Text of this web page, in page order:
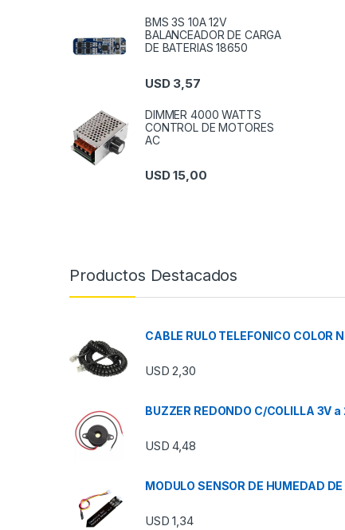
BMS 3S 10A 12V
BALANCEADOR DE CARGA
DE BATERIAS 18650
USD3,57
DIMMER 4000 WATTS
CONTROL DE MOTORES
AC
USD15,00
Productos Destacados
CABLE RULO TELEFONICO COLOR
USD 2,30
BUZZER REDONDO C/COLILLA 3V
USD 4,48
MODULO SENSOR DE HUMEDAD
USD 1,34